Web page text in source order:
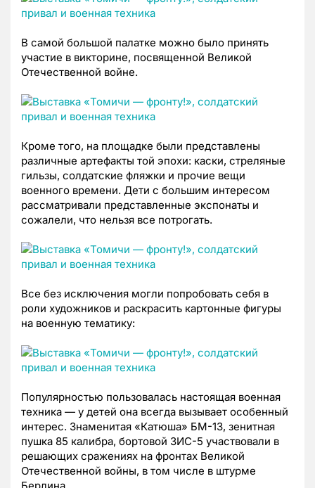
В самой большой палатке можно было принять
участие в викторине, посвященной Великой
Отечественной войне.
Кроме того, на площадке были представлены
различные артефакты той эпохи: каски, стреляные
гильзы, солдатские фляжки и прочие вещи
военного времени. Дети с большим интересом
рассматривали представленные экспонаты и
сожалели, что нельзя все потрогать.
Все без исключения могли попробовать себя в
роли художников и раскрасить картонные фигуры
на военную тематику:
Популярностью пользовалась настоящая военная
техника — у детей она всегда вызывает особенный
интерес. Знаменитая «Катюша» БМ-13, зенитная
пушка 85 калибра, бортовой ЗИС-5 участвовали в
решающих сражениях на фронтах Великой
Отечественной войны, в том числе в штурме